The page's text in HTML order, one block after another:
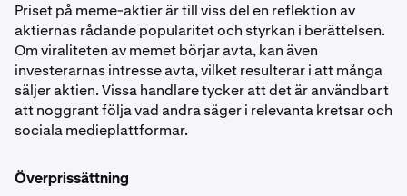
Priset på meme-aktier är till viss del en reflektion av
aktiernas rådande popularitet och styrkan i berättelsen.
Om viraliteten av memet börjar avta, kan även
investerarnas intresse avta, vilket resulterar i att många
säljer aktien. Vissa handlare tycker att det är användbart
att noggrant följa vad andra säger i relevanta kretsar och
sociala medieplattformar.
Överprissättning